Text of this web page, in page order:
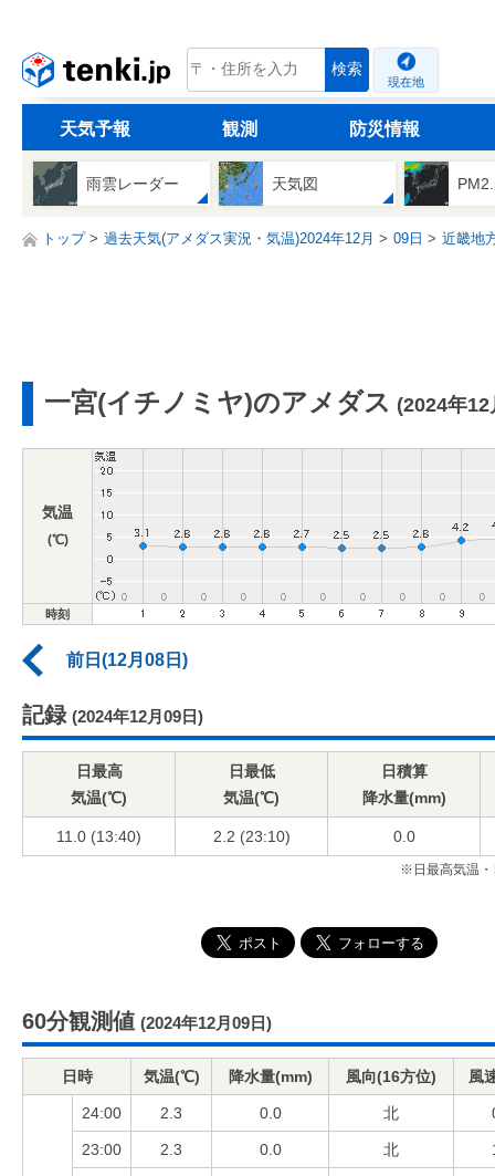
tenki.jp 検索
現在地
天気予報 観測 防災情報
雨雲レーダー 天気図
トップ 過去天気(アメダス実況・気温)2024年12月 09日 近畿地
一宮(イチノミヤ)のアメダス (2024年12
気温
(℃)
時刻
前日(12月08日)
記録 (2024年12月09日)
日最高
気温(℃)
日最低
気温(℃)
日積算
降水量(mm)
11.0 (13:40) 2.2 (23:10) 0.0
※日最高気温・
60分観測値 (2024年12月09日)
日時 気温(℃) 降水量(mm) 風向(16方位) 風
24:00 2.3 0.0 北
23:00 2.3 0.0 北